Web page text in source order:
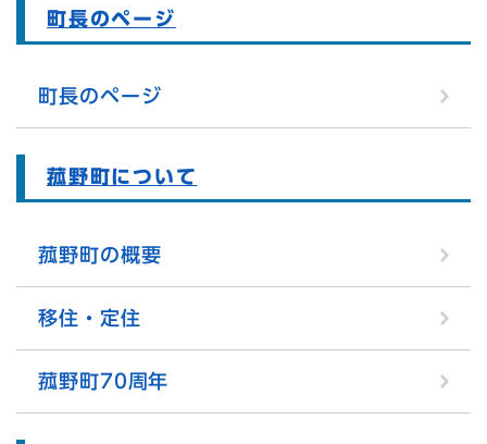
町長のページ
町長のページ
菰野町について
菰野町の概要
移住・定住
菰野町70周年